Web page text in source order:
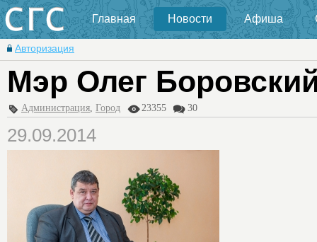
Главная Новости Афиша
Авторизация
Мэр Олег
Администрация, Город 23355 30
29.09.2014